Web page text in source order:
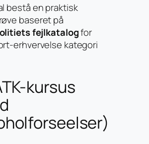
bestå en praktisk
baseret på
fejlkatalogfor
erhvervelse kategori
kursus